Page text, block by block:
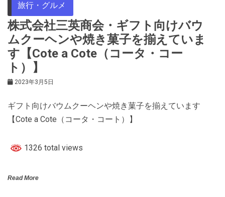
旅行・グルメ
株式会社三英商会・ギフト向けバウ
ムクーヘンや焼き菓子を揃えていま
す【Cote a Cote（コータ・コー
ト）】
2023年3月5日
ギフト向けバウムクーヘンや焼き菓子を揃えています
【Cote a Cote（コータ・コート）】
1326 total views
Read More